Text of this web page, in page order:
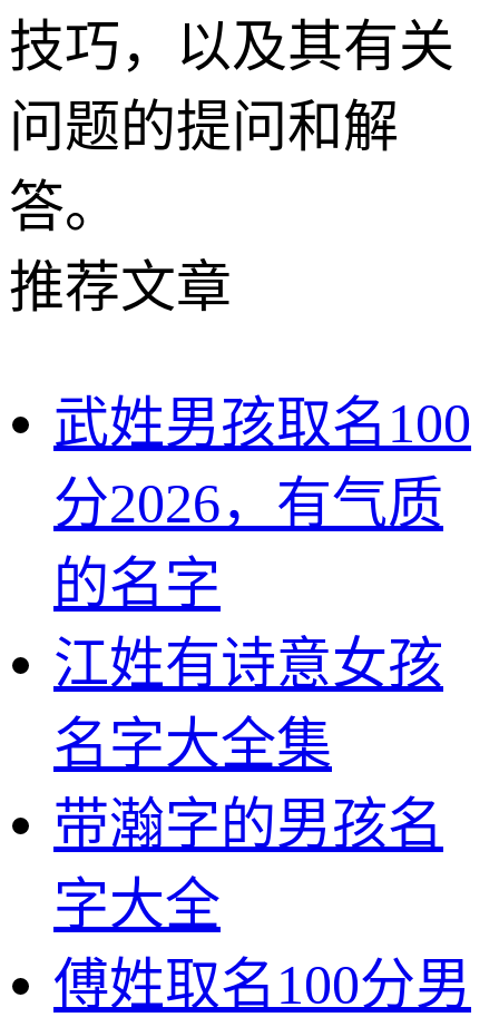
技巧，以及其有关
问题的提问和解
答。
推荐文章
武姓男孩取名100
分2026，有气质
的名字
江姓有诗意女孩
名字大全集
带瀚字的男孩名
字大全
傅姓取名100分男